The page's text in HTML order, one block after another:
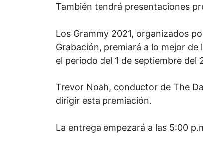
También tendrá presentaciones
Los Grammy 2021, organizados
Grabación, premiará a lo mejor
el periodo del 1 de septiembre del
Trevor Noah, conductor de The
dirigir esta premiación.
La entrega empezará a las 5:00